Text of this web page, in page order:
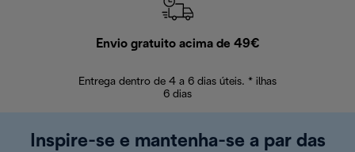
Envio gratuito acima de 49€
Entrega dentro de 4 a 6 dias úteis. * ilhas
6 dias
Inspire-se e mantenha-se a par das